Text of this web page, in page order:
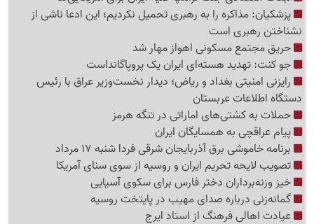
پزشکیان: مذاکره را به رهبری تحمیل نکردیم؛ این ادعا ناشی از
نشناختن رهبری است
حریق مجتمع مسکونی اهواز مهار شد
جو کنت: تهدید هسته‌ای ایران یک پروپاگانداست
رایزنی امنیتی بغداد و ریاض؛ دیدار نخست‌وزیر عراق با رئیس
دستگاه اطلاعات عربستان
حملات به کشتی‌های اماراتی در تنگه هرمز
پیام عراقچی به همسایگان ایران
برنامه خاموشی برق آذربایجان شرقی فردا شنبه 17 مرداد
تصویب لایحه تحریم ایران و روسیه از سوی سنای آمریکا
خیز وزنه‌برداران دختر فارس برای سکوی آسیایی
گمانه‌زنی درباره صدای مهیب در پایتخت روسیه
عیادت اهالی فرهنگ از استاد ایرج